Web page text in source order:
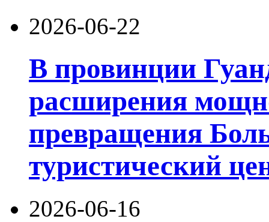
2026-06-22
В провинции
расширения
превращения
туристический
2026-06-16